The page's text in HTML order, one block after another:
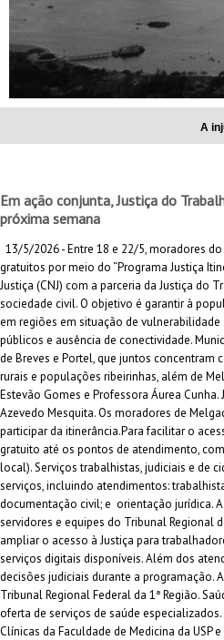
A
Em ação conjunta, Justiça do
próxima semana
13/5/2026 - Entre 18 e 22/5, moradores
gratuitos por meio do “Programa Justiça
Justiça (CNJ) com a parceria da Justiça do
sociedade civil. O objetivo é garantir à
em regiões em situação de
públicos e ausência de conectividade.
de Breves e Portel, que juntos concentram
rurais e populações ribeirinhas, além de
Estevão Gomes e Professora Áurea
Azevedo Mesquita. Os moradores de
participar da itinerância.Para facilitar o
gratuito até os pontos de atendimento,
local). Serviços trabalhistas, judiciais e de
serviços, incluindo atendimentos:
documentação civil; e orientação jurídica.
servidores e equipes do Tribunal Regional
ampliar o acesso à Justiça para
serviços digitais disponíveis. Além dos
decisões judiciais durante a programação.
Tribunal Regional Federal da 1ª Região.
oferta de serviços de saúde
Clínicas da Faculdade de Medicina da